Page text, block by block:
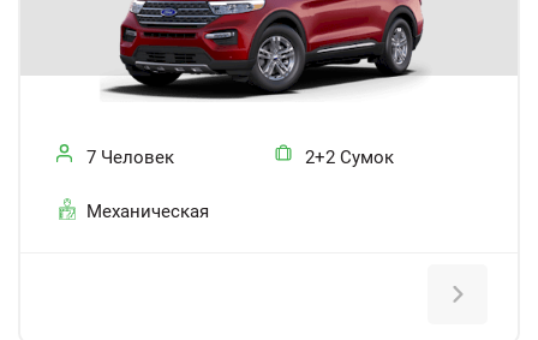
7 Человек 2+2 Сумок
Механическая